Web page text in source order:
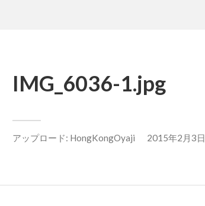
IMG_6036-1.jpg
アップロード: HongKongOyaji 2015年2月3日